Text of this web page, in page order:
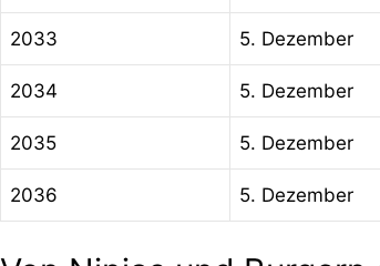
2033 5. Dezember
2034 5. Dezember
2035 5. Dezember
2036 5. Dezember